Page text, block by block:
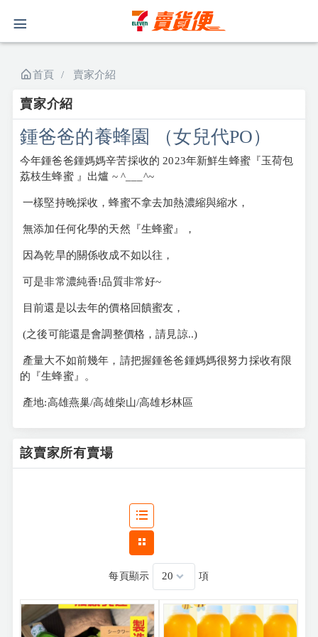
首頁 賣家介紹
賣家介紹
鍾爸爸的養蜂園 （女兒代PO）
今年鍾爸爸鍾媽媽辛苦採收的 2023年新鮮生蜂蜜『玉荷包
荔枝生蜂蜜 』出爐 ~ ^___^~
一樣堅持晚採收，蜂蜜不拿去加熱濃縮與縮水，
無添加任何化學的天然『生蜂蜜』，
因為乾旱的關係收成不如以往，
可是非常濃純香!品質非常好~
目前還是以去年的價格回饋蜜友，
(之後可能還是會調整價格，請見諒..)
產量大不如前幾年，請把握鍾爸爸鍾媽媽很努力採收有限
的『生蜂蜜』。
產地:高雄燕巢/高雄柴山/高雄杉林區
該賣家所有賣場
每頁顯示 項